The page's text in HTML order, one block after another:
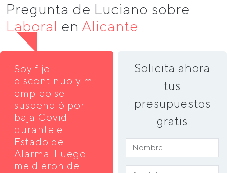
Pregunta de Luciano sobre
Laboral en Alicante
Soy fijo
discontinuo y mi
empleo se
suspendió por
baja Covid
durante el
Estado de
Alarma. Luego
me dieron de
Solicita ahora
tus
presupuestos
gratis